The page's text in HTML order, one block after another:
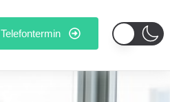
Telefontermin